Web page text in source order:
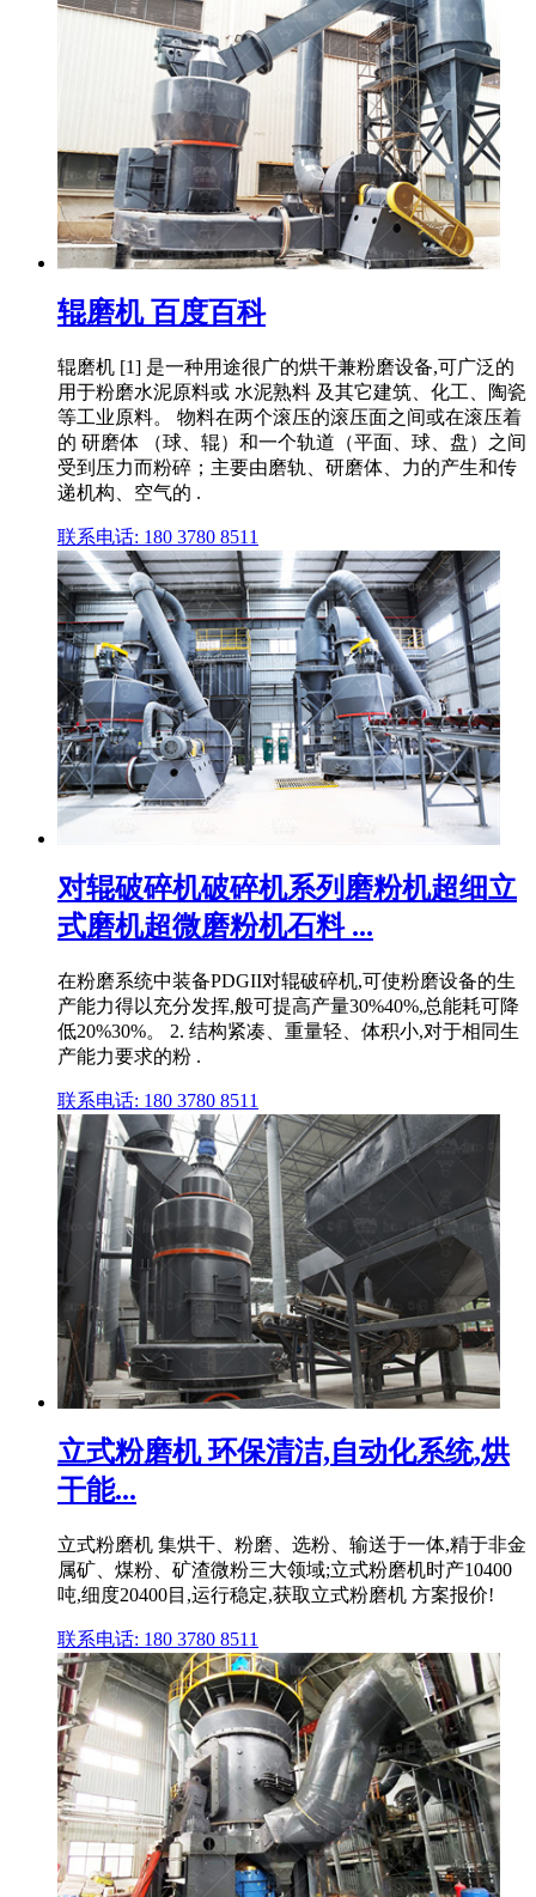
辊磨机 百度百科
辊磨机 [1] 是一种用途很广的烘干兼粉磨设备,可广泛的
用于粉磨水泥原料或 水泥熟料 及其它建筑、化工、陶瓷
等工业原料。 物料在两个滚压的滚压面之间或在滚压着
的 研磨体 （球、辊）和一个轨道（平面、球、盘）之间
受到压力而粉碎；主要由磨轨、研磨体、力的产生和传
递机构、空气的 .
联系电话: 180 3780 8511
对辊破碎机破碎机系列磨粉机超细立
式磨机超微磨粉机石料 ...
在粉磨系统中装备PDGII对辊破碎机,可使粉磨设备的生
产能力得以充分发挥,般可提高产量30%40%,总能耗可降
低20%30%。 2. 结构紧凑、重量轻、体积小,对于相同生
产能力要求的粉 .
联系电话: 180 3780 8511
立式粉磨机 环保清洁,自动化系统,烘
干能...
立式粉磨机 集烘干、粉磨、选粉、输送于一体,精于非金
属矿、煤粉、矿渣微粉三大领域;立式粉磨机时产10400
吨,细度20400目,运行稳定,获取立式粉磨机 方案报价!
联系电话: 180 3780 8511